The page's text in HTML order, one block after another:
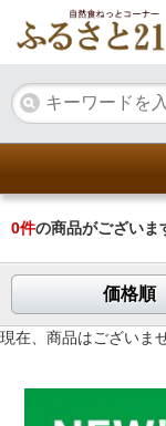
0件の商品がございま
価格順
現在、商品はございま